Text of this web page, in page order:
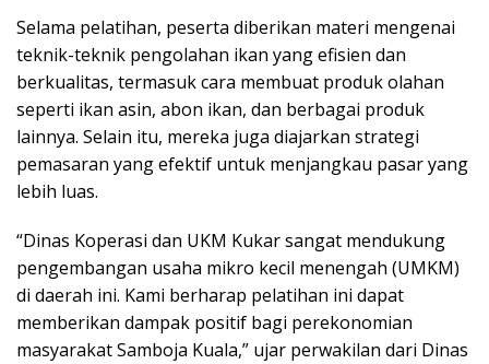
Selama pelatihan, peserta diberikan materi mengenai
teknik-teknik pengolahan ikan yang efisien dan
berkualitas, termasuk cara membuat produk olahan
seperti ikan asin, abon ikan, dan berbagai produk
lainnya. Selain itu, mereka juga diajarkan strategi
pemasaran yang efektif untuk menjangkau pasar yang
lebih luas.
“Dinas Koperasi dan UKM Kukar sangat mendukung
pengembangan usaha mikro kecil menengah (UMKM)
di daerah ini. Kami berharap pelatihan ini dapat
memberikan dampak positif bagi perekonomian
masyarakat Samboja Kuala,” ujar perwakilan dari Dinas